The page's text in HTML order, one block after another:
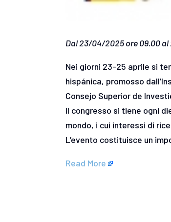
Dal 23/04/2025 ore 09.00
Nei giorni 23-25 aprile si
hispánica, promosso
Consejo Superior de
Il congresso si tiene ogni
mondo, i cui interessi di
L’evento costituisce un
Read More